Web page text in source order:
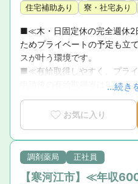
住宅補助あり
寮・社宅あり
■≪木・日固定休の完全週休2
ためプライベートの予定も立
スが叶う環境です。
■≪有給取得しやすく、プラ
申請後の有給取得率は82％と
休みを取得しやすい環境です！
■≪今後会社を担ってくれる
た地域でキャリアを積んでい
ービスを通じて貢献したい、
をサポートします！
...続き
お気に入り
調剤薬局 正社員
【寒河江市】≪年収